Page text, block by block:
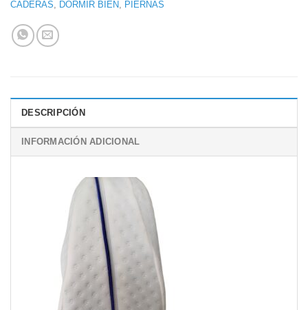
CADERAS, DORMIR BIEN, PIERNAS
DESCRIPCIÓN
INFORMACIÓN ADICIONAL